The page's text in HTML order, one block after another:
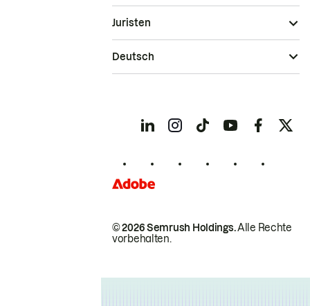
© 2026 Semrush Holdings.Alle Rechte
vorbehalten.
Juristen
Deutsch